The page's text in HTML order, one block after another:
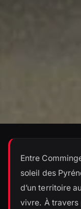
Entre
soleil des
d’un territoire
vivre. À travers